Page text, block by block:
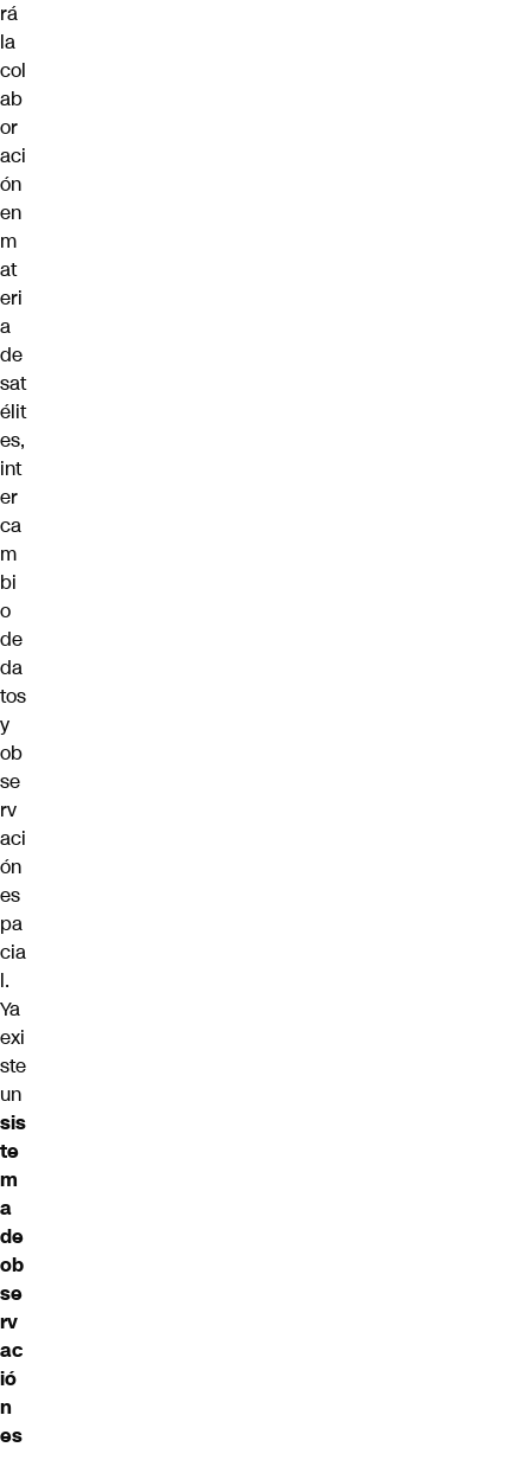
rá
la
col
ab
or
aci
ón
en
m
at
eri
a
de
sat
élit
es,
int
er
ca
m
bi
o
de
da
tos
y
ob
se
rv
aci
ón
es
pa
cia
l.
Ya
exi
ste
un
sis
te
m
a
de
ob
se
rv
ac
ió
n
es